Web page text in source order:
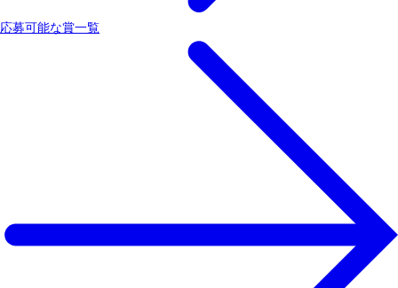
応募可能な賞一覧